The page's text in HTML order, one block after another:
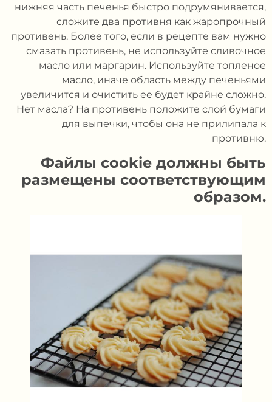
нижняя часть печенья быстро подрумянивается,
сложите два противня как жаропрочный
противень. Более того, если в рецепте вам нужно
смазать противень, не используйте сливочное
масло или маргарин. Используйте топленое
масло, иначе область между печеньями
увеличится и очистить ее будет крайне сложно.
Нет масла? На противень положите слой бумаги
для выпечки, чтобы она не прилипала к
противню.
Файлы cookie должны быть
размещены соответствующим
образом.